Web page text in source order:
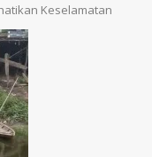
Keselamatan